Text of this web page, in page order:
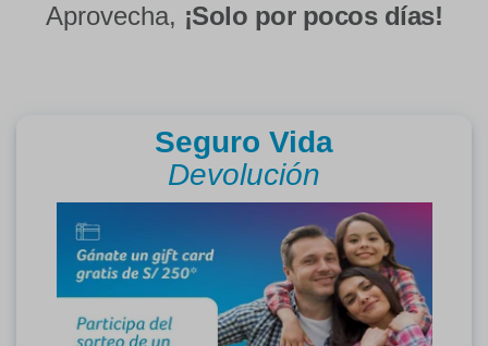
Aprovecha, ¡Solo por pocos días!
Seguro Vida
Devolución